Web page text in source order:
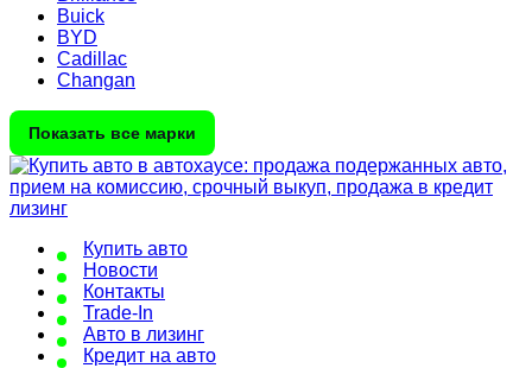
Buick
BYD
Cadillac
Changan
Показать все марки
Купить авто
Новости
Контакты
Trade-In
Авто в лизинг
Кредит на авто